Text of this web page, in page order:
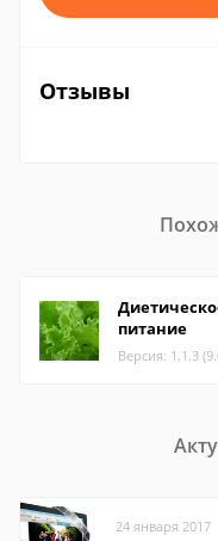
Отзывы
питание
Версия: 1.1.3
24 января 2017